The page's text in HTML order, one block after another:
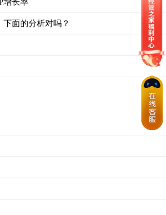
增长率
下面的分析对吗？